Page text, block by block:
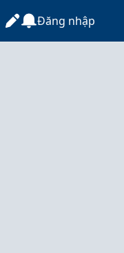
Đăng nhập